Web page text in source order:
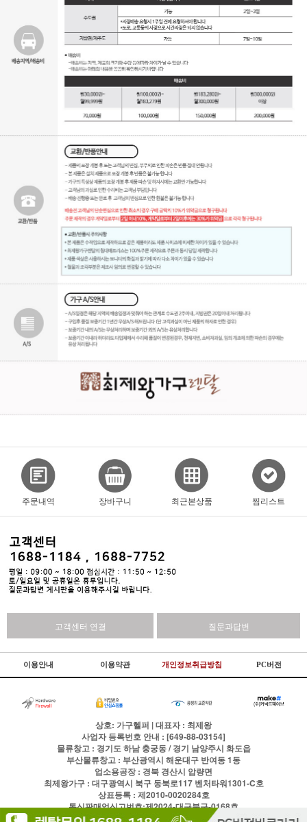
주문내역 장바구니 최근본상품 찜리스트
고객센터 연결 질문과답변
이용안내 이용약관 개인정보취급방침 PC버전
상호: 가구헬퍼 | 대표자 : 최제왕
사업자 등록번호 안내 : [649-88-03154]
물류창고 : 경기도 하남 충궁동 / 경기 남양주시 화도읍
부산물류창고 : 부산광역시 해운대구 반여동 1동
업소용공장 : 경북 경산시 압량면
최제왕가구 : 대구광역시 북구 동북로117 벤처타워1301-C호
상표등록 : 제2010-0020284호
통신판매업신고번호:제2024-대구북구-0168호
전화1688-1184팩스